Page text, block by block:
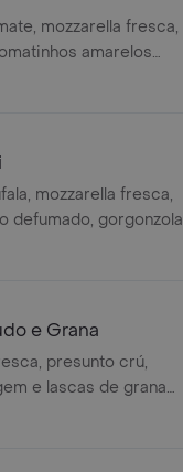
mozzarella fresca,
amarelos
puxada no azeite e
mozzarella fresca,
defumado, gorgonzola
e Grana
presunto crú,
e lascas de grana
ingredientes frescos)